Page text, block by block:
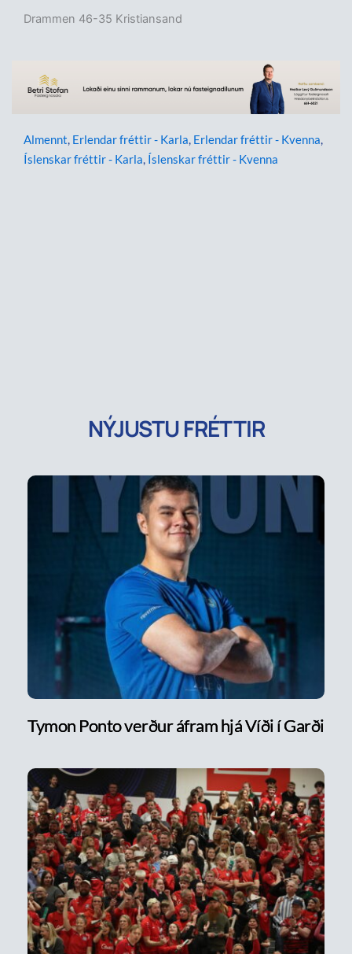
Drammen 46-35 Kristiansand
Almennt, Erlendar fréttir - Karla, Erlendar fréttir - Kvenna,
Íslenskar fréttir - Karla, Íslenskar fréttir - Kvenna
NÝJUSTU FRÉTTIR
Tymon Ponto verður áfram hjá Víði í Garði